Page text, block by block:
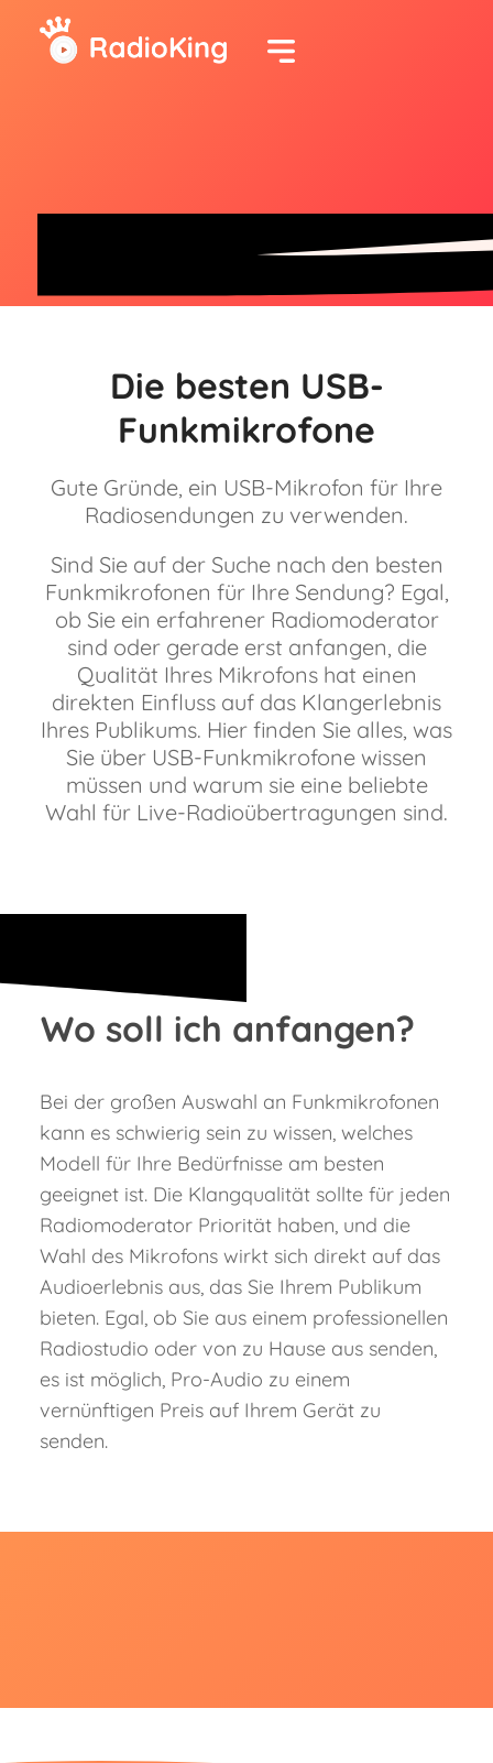
Die besten USB-
Funkmikrofone
Gute Gründe, ein USB-Mikrofon für Ihre
Radiosendungen zu verwenden.
Sind Sie auf der Suche nach den besten
Funkmikrofonen für Ihre Sendung? Egal,
ob Sie ein erfahrener Radiomoderator
sind oder gerade erst anfangen, die
Qualität Ihres Mikrofons hat einen
direkten Einfluss auf das Klangerlebnis
Ihres Publikums. Hier finden Sie alles, was
Sie über USB-Funkmikrofone wissen
müssen und warum sie eine beliebte
Wahl für Live-Radioübertragungen sind.
Wo soll ich anfangen?
Bei der großen Auswahl an Funkmikrofonen
kann es schwierig sein zu wissen, welches
Modell für Ihre Bedürfnisse am besten
geeignet ist. Die Klangqualität sollte für jeden
Radiomoderator Priorität haben, und die
Wahl des Mikrofons wirkt sich direkt auf das
Audioerlebnis aus, das Sie Ihrem Publikum
bieten. Egal, ob Sie aus einem professionellen
Radiostudio oder von zu Hause aus senden,
es ist möglich, Pro-Audio zu einem
vernünftigen Preis auf Ihrem Gerät zu
senden.